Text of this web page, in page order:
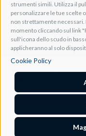
strumenti simili. Utilizza il
personalizzare le tue scelte
non strettamente
momento cliccando sul link
sull'icona dello scudo in
applicheranno al solo
Cookie Policy
Società soggetta all'attività di
n. 50, capitale sociale Euro
Copyright © 2019